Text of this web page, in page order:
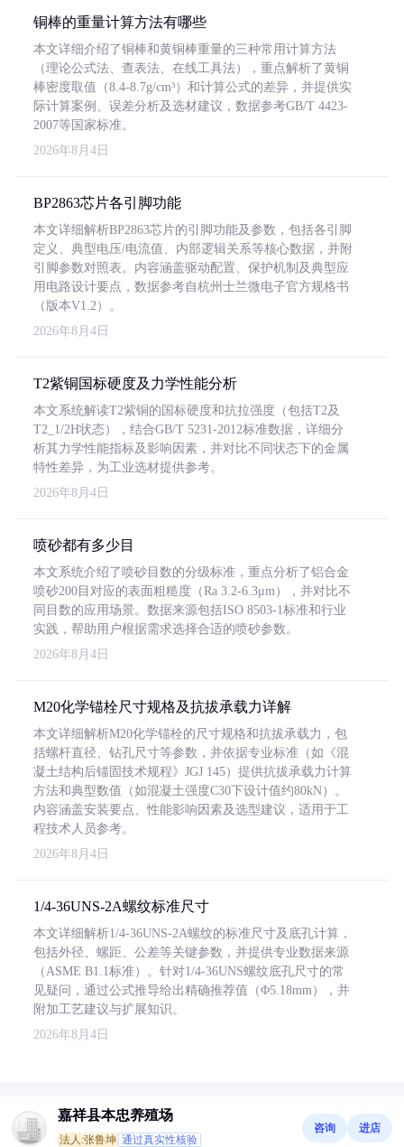
铜棒的重量计算方法有哪些
本文详细介绍了铜棒和黄铜棒重量的三种常用计算方法
（理论公式法、查表法、在线工具法），重点解析了黄铜
棒密度取值（8.4-8.7g/cm³）和计算公式的差异，并提供实
际计算案例、误差分析及选材建议，数据参考GB/T 4423-
2007等国家标准。
2026年8月4日
BP2863芯片各引脚功能
本文详细解析BP2863芯片的引脚功能及参数，包括各引脚
定义、典型电压/电流值、内部逻辑关系等核心数据，并附
引脚参数对照表。内容涵盖驱动配置、保护机制及典型应
用电路设计要点，数据参考自杭州士兰微电子官方规格书
（版本V1.2）。
2026年8月4日
T2紫铜国标硬度及力学性能分析
本文系统解读T2紫铜的国标硬度和抗拉强度（包括T2及
T2_1/2H状态），结合GB/T 5231-2012标准数据，详细分
析其力学性能指标及影响因素，并对比不同状态下的金属
特性差异，为工业选材提供参考。
2026年8月4日
喷砂都有多少目
本文系统介绍了喷砂目数的分级标准，重点分析了铝合金
喷砂200目对应的表面粗糙度（Ra 3.2-6.3μm），并对比不
同目数的应用场景。数据来源包括ISO 8503-1标准和行业
实践，帮助用户根据需求选择合适的喷砂参数。
2026年8月4日
M20化学锚栓尺寸规格及抗拔承载力详解
本文详细解析M20化学锚栓的尺寸规格和抗拔承载力，包
括螺杆直径、钻孔尺寸等参数，并依据专业标准（如《混
凝土结构后锚固技术规程》JGJ 145）提供抗拔承载力计算
方法和典型数值（如混凝土强度C30下设计值约80kN）。
内容涵盖安装要点、性能影响因素及选型建议，适用于工
程技术人员参考。
2026年8月4日
1/4-36UNS-2A螺纹标准尺寸
本文详细解析1/4-36UNS-2A螺纹的标准尺寸及底孔计算，
包括外径、螺距、公差等关键参数，并提供专业数据来源
（ASME B1.1标准）。针对1/4-36UNS螺纹底孔尺寸的常
见疑问，通过公式推导给出精确推荐值（Φ5.18mm），并
附加工艺建议与扩展知识。
2026年8月4日
嘉祥县本忠养殖场
法人:张鲁坤 通过真实性核验
咨询 进店